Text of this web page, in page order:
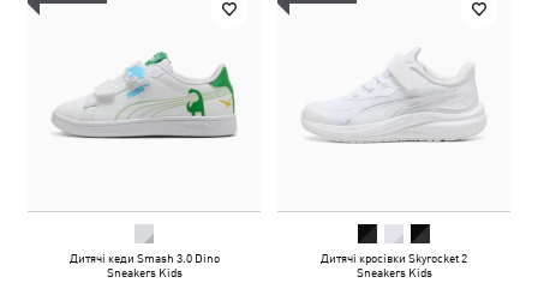
Дитячі кеди Smash 3.0 Dino
Sneakers Kids
Дитячі кросівки Skyrocket 2
Sneakers Kids